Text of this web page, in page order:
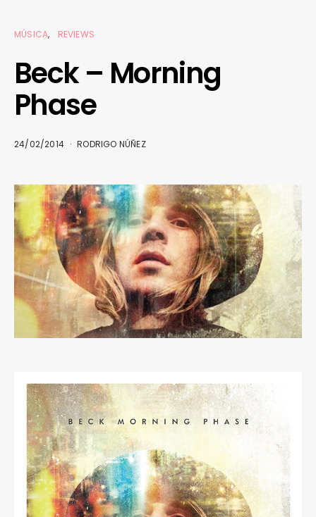
MÚSICA REVIEWS
Beck – Morning
Phase
24/02/2014 RODRIGO NÚÑEZ